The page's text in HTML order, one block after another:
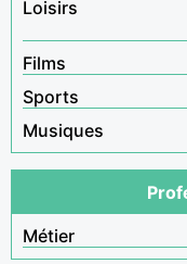
Loisirs
Films
Sports
Musiques
Métier